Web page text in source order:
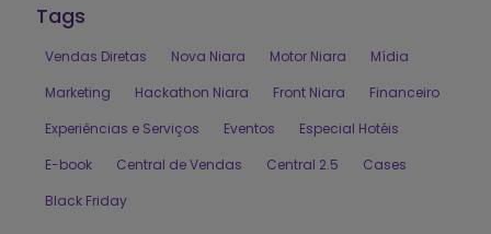
Tags
Vendas Diretas Nova Niara Motor Niara
Mídia
Marketing
Hackathon Niara Front Niara
Financeiro
Experiências e Serviços
Eventos
Especial Hotéis
E-book
Central de Vendas Central 2.5
Cases
Black Friday